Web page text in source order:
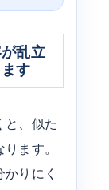
乱立
す
と、似た
ます。
りにく